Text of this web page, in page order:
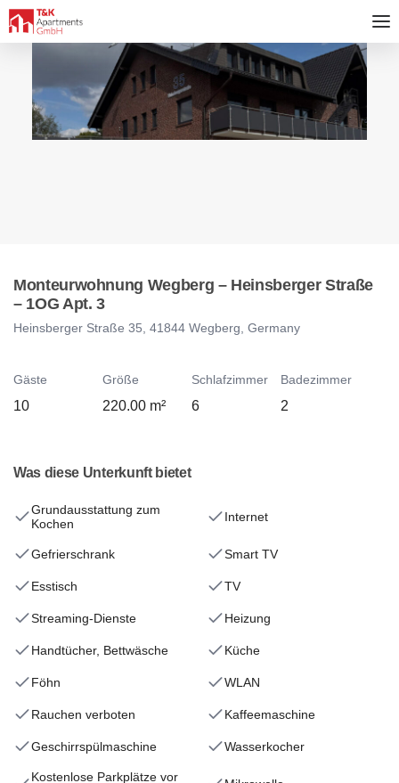
Monteurwohnung Wegberg – Heinsberger Straße
– 1OG Apt. 3
Heinsberger Straße 35, 41844 Wegberg, Germany
Gäste
10
Größe
220.00 m²
Schlafzimmer
6
Badezimmer
2
Was diese Unterkunft bietet
Grundausstattung zum
Kochen
Internet
Gefrierschrank Smart TV
Esstisch TV
Streaming-Dienste Heizung
Handtücher, Bettwäsche Küche
Föhn WLAN
Rauchen verboten Kaffeemaschine
Geschirrspülmaschine Wasserkocher
Kostenlose Parkplätze vor